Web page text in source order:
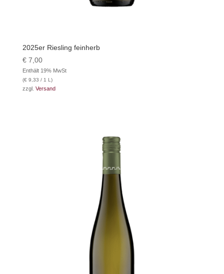
2025er Riesling feinherb
€7,00
Enthält 19% MwSt
(€9,33 / 1 L)
zzgl. Versand